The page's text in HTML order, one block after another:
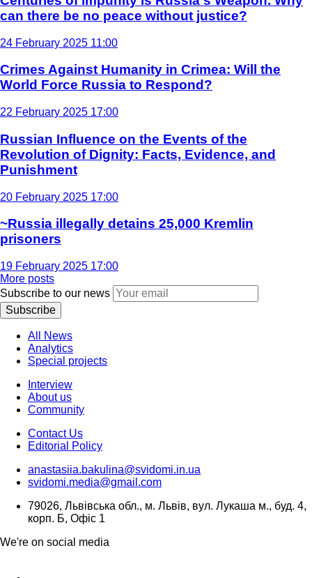
can there be no peace without justice?
24 February 2025 11:00
Crimes Against Humanity in Crimea: Will the
World Force Russia to Respond?
22 February 2025 17:00
Russian Influence on the Events of the
Revolution of Dignity: Facts, Evidence, and
Punishment
20 February 2025 17:00
~Russia illegally detains 25,000 Kremlin
prisoners
19 February 2025 17:00
More posts
Subscribe to our news
Subscribe
All News
Analytics
Special projects
Interview
About us
Community
Contact Us
Editorial Policy
anastasiia.bakulina@svidomi.in.ua
svidomi.media@gmail.com
79026, Львівська обл., м. Львів, вул. Лукаша м., буд. 4,
корп. Б, Офіс 1
We're on social media